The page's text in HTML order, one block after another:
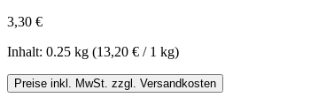
3,30 €
Inhalt: 0.25 kg (13,20 € / 1 kg)
Preise inkl. MwSt. zzgl. Versandkosten